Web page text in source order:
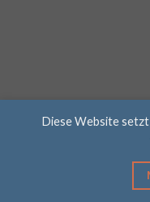
Diese Website